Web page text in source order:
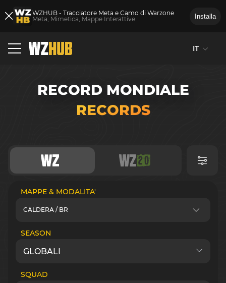
WZHUB - Tracciatore Meta e Camo di Warzone
Meta, Mimetica, Mappe Interattive
Installa
IT
RECORD MONDIALE
RECORDS
MAPPE & MODALITA'
CALDERA / BR
SEASON
SQUAD